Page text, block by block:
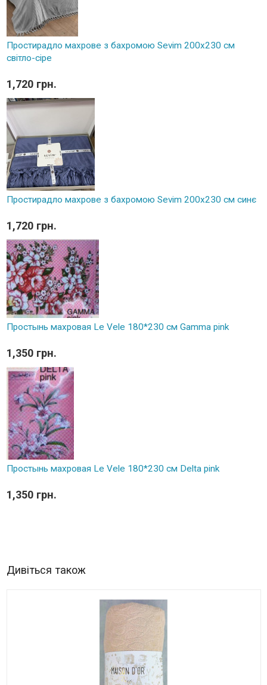
Простирадло махрове з бахромою Sevim 200x230 см
світло-сіре
1,720 грн.
Простирадло махрове з бахромою Sevim 200x230 см синє
1,720 грн.
Простынь махровая Le Vele 180*230 см Gamma pink
1,350 грн.
Простынь махровая Le Vele 180*230 см Delta pink
1,350 грн.
Дивіться також